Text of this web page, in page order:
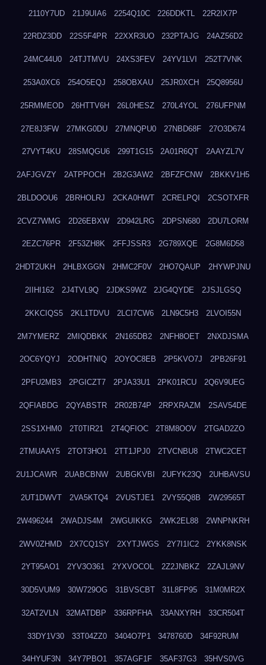
2110Y7UD 21J9UIA6 2254Q10C 226DDKTL 22R2IX7P
22RDZ3DD 22S5F4PR 22XXR3UO 232PTAJG 24AZ56D2
24MC44U0 24TJTMVU 24XS3FEV 24YV1LVI 252T7VNK
253A0XC6 254O5EQJ 258OBXAU 25JR0XCH 25Q8956U
25RMMEOD 26HTTV6H 26L0HESZ 270L4YOL 276UFPNM
27E8J3FW 27MKG0DU 27MNQPU0 27NBD68F 27O3D674
27VYT4KU 28SMQGU6 299T1G15 2A01R6QT 2AAYZL7V
2AFJGVZY 2ATPPOCH 2B2G3AW2 2BFZFCNW 2BKKV1H5
2BLDOOU6 2BRHOLRJ 2CKA0HWT 2CRELPQI 2CSOTXFR
2CVZ7WMG 2D26EBXW 2D942LRG 2DPSN680 2DU7LORM
2EZC76PR 2F53ZH8K 2FFJSSR3 2G789XQE 2G8M6D58
2HDT2UKH 2HLBXGGN 2HMC2F0V 2HO7QAUP 2HYWPJNU
2IIHI162 2J4TVL9Q 2JDKS9WZ 2JG4QYDE 2JSJLGSQ
2KKCIQS5 2KL1TDVU 2LCI7CW6 2LN9C5H3 2LVOI55N
2M7YMERZ 2MIQDBKK 2N165DB2 2NFH8OET 2NXDJSMA
2OC6YQYJ 2ODHTNIQ 2OYOC8EB 2P5KVO7J 2PB26F91
2PFU2MB3 2PGICZT7 2PJA33U1 2PK01RCU 2Q6V9UEG
2QFIABDG 2QYABSTR 2R02B74P 2RPXRAZM 2SAV54DE
2SS1XHM0 2T0TIR21 2T4QFIOC 2T8M8OOV 2TGAD2ZO
2TMUAAY5 2TOT3HO1 2TT1JPJ0 2TVCNBU8 2TWC2CET
2U1JCAWR 2UABCBNW 2UBGKVBI 2UFYK23Q 2UHBAVSU
2UT1DWVT 2VA5KTQ4 2VUSTJE1 2VY55Q8B 2W29565T
2W496244 2WADJS4M 2WGUIKKG 2WK2EL88 2WNPNKRH
2WV0ZHMD 2X7CQ1SY 2XYTJWGS 2Y7I1IC2 2YKK8NSK
2YT95AO1 2YV3O361 2YXVOCOL 2Z2JNBKZ 2ZAJL9NV
30D5VUM9 30W729OG 31BVSCBT 31L8FP95 31M0MR2X
32AT2VLN 32MATDBP 336RPFHA 33ANXYRH 33CR504T
33DY1V30 33T04ZZ0 3404O7P1 3478760D 34F92RUM
34HYUF3N 34Y7PBO1 357AGF1F 35AF37G3 35HVS0VG